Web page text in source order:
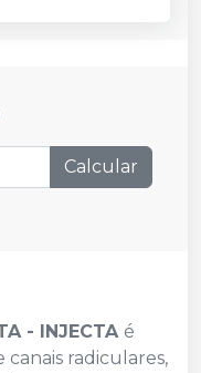
Calcular
- INJECTA é
radiculares,